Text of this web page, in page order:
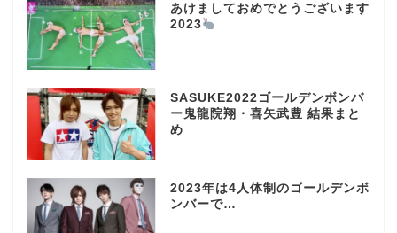
あけましておめでとうございます
2023
SASUKE2022ゴールデンボンバ
ー鬼龍院翔・喜矢武豊 結果まと
め
2023年は4人体制のゴールデンボ
ンバーで…